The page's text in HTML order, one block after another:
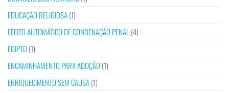
EDUCAÇÃO RELIGIOSA(1)
EFEITO AUTOMÁTICO DE CONDENAÇÃO PENAL (4)
EGIPTO (1)
ENCAMINHAMENTO PARA ADOÇÃO (1)
ENRIQUECIMENTO SEM CAUSA(1)